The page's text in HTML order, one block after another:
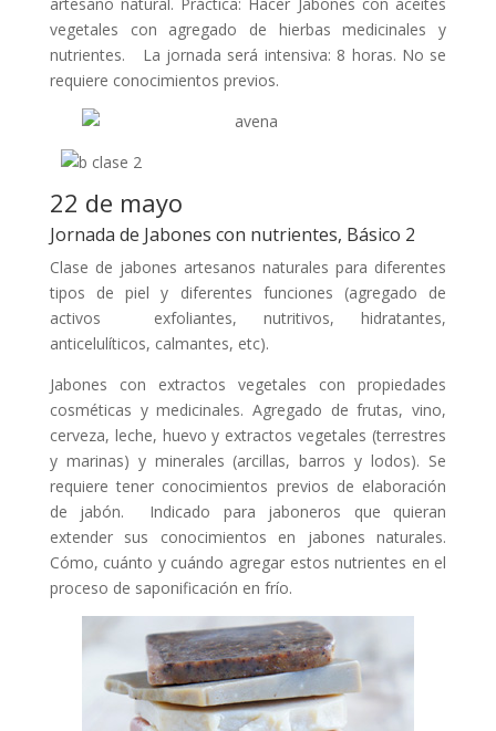
vegetales con agregado de hierbas medicinales y
nutrientes. La jornada será intensiva: 8 horas. No se
requiere conocimientos previos.
22 de mayo
Jornada de Jabones con nutrientes, Básico 2
Clase de jabones artesanos naturales para diferentes
tipos de piel y diferentes funciones (agregado de
activos exfoliantes, nutritivos, hidratantes,
anticelulíticos, calmantes, etc).
Jabones con extractos vegetales con propiedades
cosméticas y medicinales. Agregado de frutas, vino,
cerveza, leche, huevo y extractos vegetales (terrestres
y marinas) y minerales (arcillas, barros y lodos). Se
requiere tener conocimientos previos de elaboración
de jabón. Indicado para jaboneros que quieran
extender sus conocimientos en jabones naturales.
Cómo, cuánto y cuándo agregar estos nutrientes en el
proceso de saponificación en frío.